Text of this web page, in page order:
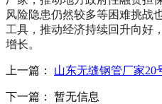
风险隐患仍然较多等困难挑战
工具，推动经济持续回升向好
增长。
上一篇： 山东无缝钢管厂家20
下一篇： 暂无信息